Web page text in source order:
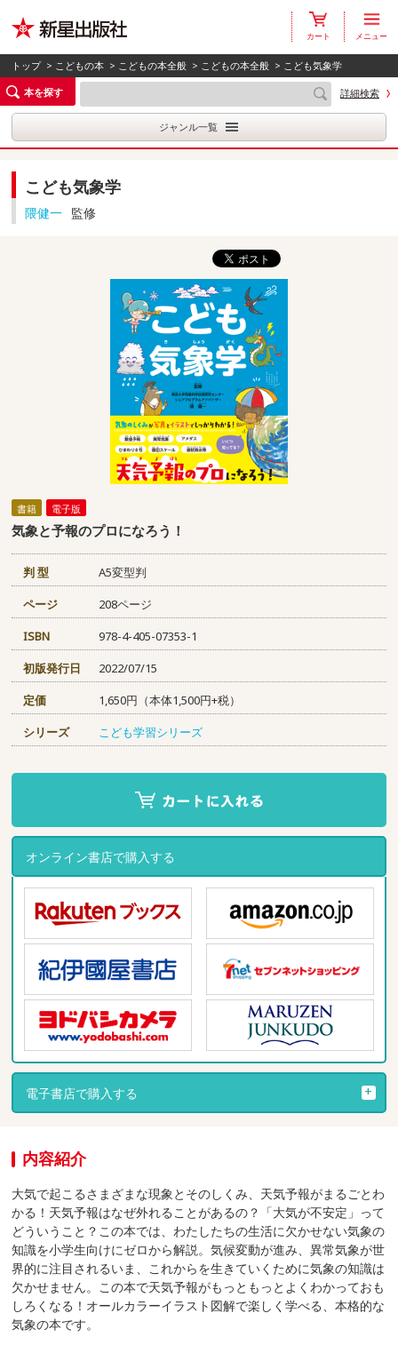
カート メニュー
トップ > こどもの本 > こどもの本全般 > こどもの本全般 > こども気象学
本を探す
詳細検索
ジャンル一覧
こども気象学
隈健一 監修
書籍 電子版
気象と予報のプロになろう！
判 型
A5変型判
ページ
208ページ
ISBN
978-4-405-07353-1
初版発行日
2022/07/15
定価
1,650円（本体1,500円+税）
シリーズ
こども学習シリーズ
オンライン書店で購入する
電子書店で購入する
内容紹介
大気で起こるさまざまな現象とそのしくみ、天気予報がまるごとわ
かる！天気予報はなぜ外れることがあるの？「大気が不安定」って
どういうこと？この本では、わたしたちの生活に欠かせない気象の
知識を小学生向けにゼロから解説。気候変動が進み、異常気象が世
界的に注目されるいま、これからを生きていくために気象の知識は
欠かせません。この本で天気予報がもっともっとよくわかっておも
しろくなる！オールカラーイラスト図解で楽しく学べる、本格的な
気象の本です。